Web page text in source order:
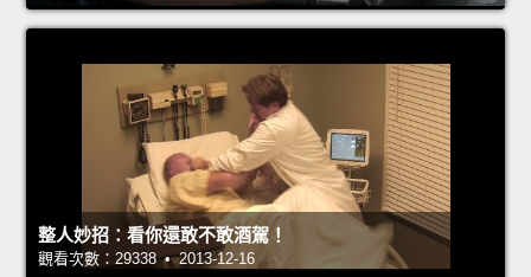
整人妙招：看你還敢不敢酒駕！
觀看次數：29338 • 2013-12-16